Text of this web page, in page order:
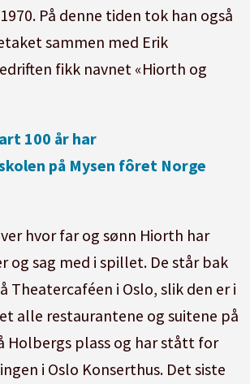
På denne tiden tok han også
sammen med Erik
fikk navnet «Hiorth og
100 år har
på Mysen fôret Norge
hvor far og sønn Hiorth har
og sag med i spillet. De står bak
Theatercaféen i Oslo, slik den er i
alle restaurantene og suitene på
Holbergs plass og har stått for
i Oslo Konserthus. Det siste